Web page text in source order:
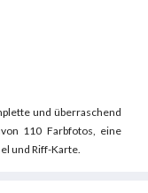
und überraschend
110 Farbfotos, eine
und Riff-Karte.